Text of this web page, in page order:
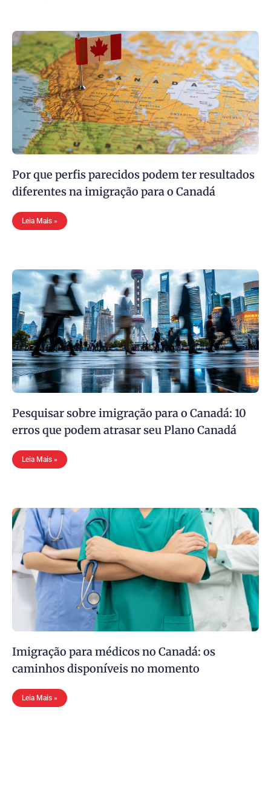
Por que perfis parecidos podem ter resultados
diferentes na imigração para o Canadá
Leia Mais »
Pesquisar sobre imigração para o Canadá: 10
erros que podem atrasar seu Plano Canadá
Leia Mais »
Imigração para médicos no Canadá: os
caminhos disponíveis no momento
Leia Mais »